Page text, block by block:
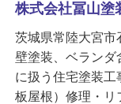
株式会社冨山塗
茨城県常陸大宮市
壁塗装、ベランダ
に扱う住宅塗装工
板屋根）修理・リ